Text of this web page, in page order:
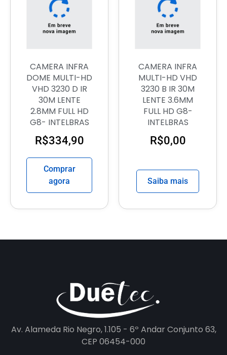
CAMERA INFRA
DOME MULTI-HD
VHD 3230 D IR
30M LENTE
2.8MM FULL HD
G8- INTELBRAS
R$334,90
Comprar
agora
CAMERA INFRA
MULTI-HD VHD
3230 B IR 30M
LENTE 3.6MM
FULL HD G8-
INTELBRAS
R$0,00
Saiba mais
Av. Alameda Rio Negro, 1.105 - 6º Andar Conjunto 63,
CEP 06454-000